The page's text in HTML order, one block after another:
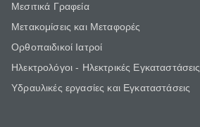
Μεσιτικά Γραφεία
Μετακομίσεις και Μεταφορές
Ορθοπαιδικοί Ιατροί
Ηλεκτρολόγοι - Ηλεκτρικές Εγκαταστάσεις
Υδραυλικές εργασίες και Εγκαταστάσεις